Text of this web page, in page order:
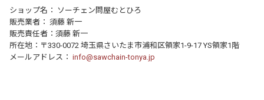
ショップ名： ソーチェン問屋むとひろ
販売業者： 須藤 新一
販売責任者：須藤 新一
所在地：〒330-0072 埼玉県さいたま市浦和区領家1-9-17 YS領家1階
メールアドレス：info@sawchain-tonya.jp